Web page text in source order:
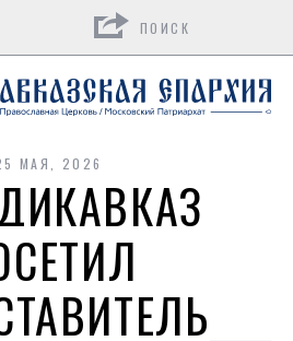
МАЯ, 2026